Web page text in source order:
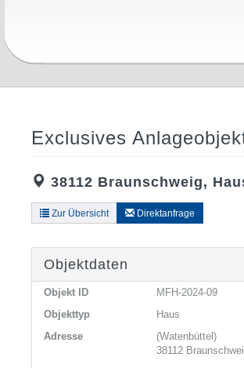
Exclusives
38112 Braunschweig,
Zur Übersicht Direktanfrage
Objektdaten
Objekt ID
MFH-2024-09
Objekttyp
Haus
Adresse
(Watenbüttel)
38112